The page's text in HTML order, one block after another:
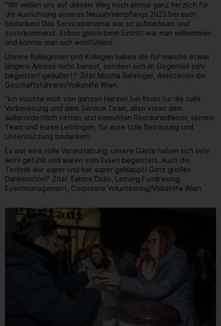
"Wir wollen uns auf diesem Weg noch einmal ganz herzlich für
die Ausrichtung unseres Neujahrsempfangs 2023 bei euch
bedanken! Das Servicepersonal war so aufmerksam und
zuvorkommend. Schon gleich beim Eintritt war man willkommen
und konnte man sich wohlfühlen!
Unsere Kolleginnen und Kollegen haben die für manche etwas
längere Anreise nicht bereut, sondern sich im Gegenteil sehr
begeistert geäußert!" Zitat Mischa Bahringer, Assistentin der
Geschäftsführerin/Volkshilfe Wien.
"Ich möchte mich von ganzen Herzen bei Ihnen für die tolle
Vorbereitung und dem Service Team, allen voran dem
außerordentlich netten und bemühten Restaurantleiter, seinem
Team und euren Lehrlingen, für eure tolle Betreuung und
Unterstützung bedanken!
Es war eine tolle Veranstaltung, unsere Gäste haben sich sehr
wohl gefühlt und waren vom Essen begeistert. Auch die
Technik war super und hat super geklappt! Ganz großes
Dankeschön!" Zitat Sabine Didio, Leitung Fundraising,
Eventmanagement, Corporate Volunteering/Volkshilfe Wien
/ 31